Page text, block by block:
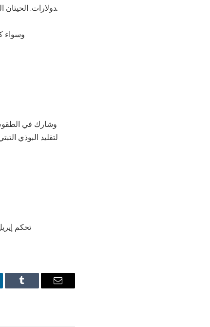
دولارات. الحيتان
وسواء
وشارك في
لتقليد البوذي
تحكم
Tumblr Email